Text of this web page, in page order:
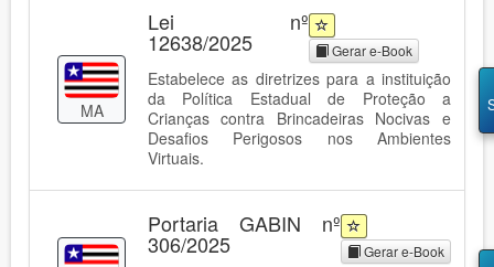
MA
Lei nº
12638/2025 Gerar e-Book
Estabelece as diretrizes para a instituição
da Política Estadual de Proteção a
Crianças contra Brincadeiras Nocivas e
Desafios Perigosos nos Ambientes
Virtuais.
Portaria GABIN nº
306/2025 Gerar e-Book